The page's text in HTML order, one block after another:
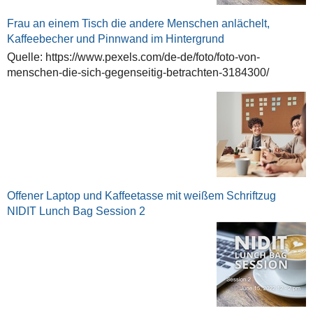
Frau an einem Tisch die andere Menschen anlächelt,
Kaffeebecher und Pinnwand im Hintergrund
Quelle: https://www.pexels.com/de-de/foto/foto-von-
menschen-die-sich-gegenseitig-betrachten-3184300/
Offener Laptop und Kaffeetasse mit weißem Schriftzug
NIDIT Lunch Bag Session 2